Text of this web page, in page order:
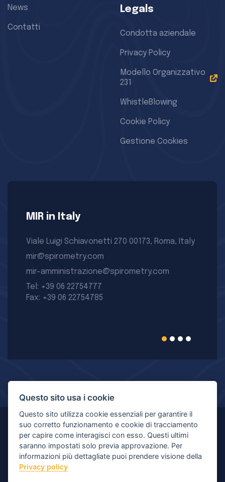
News
Contatti
Legals
Condotta aziendale
Privacy Policy
Modello Organizzativo
231
WhistleBlowing
Cookie Policy
Gestione Cookies
MIR in Italy
Viale Luigi Schiavonetti 270 00173, Roma, Italy
mir@spirometry.com
mir-amministrazione@spirometry.com
Tel: +39 06 22754777
Fax: +39 06 22754785
© Copyright 2026 MIR - Medical International Research
S.p.A. - All rights reserved.
Viale Luigi Schiavonetti 270-278, 00173 Roma (RM) |
Questo sito usa i cookie
Questo sito utilizza cookie essenziali per garantire il
suo corretto funzionamento e cookie di tracciamento
per capire come interagisci con esso. Questi ultimi
saranno impostati solo previa approvazione. Per
informazioni più dettagliate puoi prendere visione della
Privacy policy